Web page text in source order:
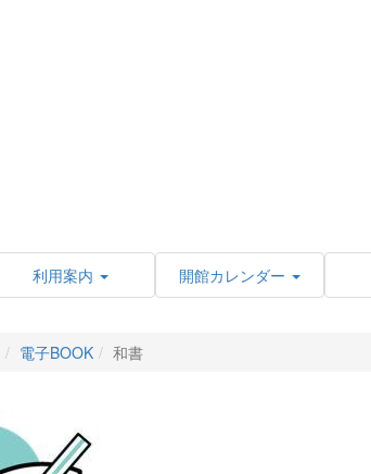
利用案内 開館カレンダー
電子BOOK 和書